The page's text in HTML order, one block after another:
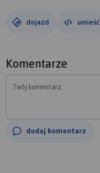
dojazd umieść
Komentarze
Twój komentarz
dodaj komentarz